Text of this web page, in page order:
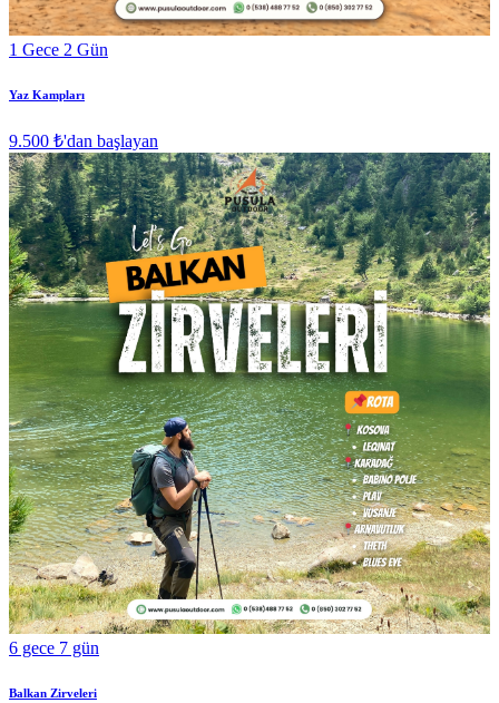
1 Gece 2 Gün
Yaz Kampları
9.500 ₺'dan başlayan
6 gece 7 gün
Balkan Zirveleri